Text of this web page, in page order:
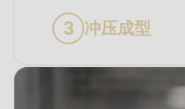
冲压成型